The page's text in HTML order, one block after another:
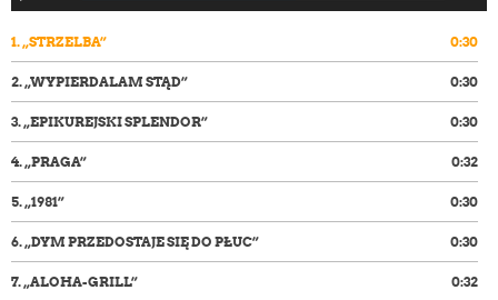
plików
dźwiękowych
1.„STRZELBA” 0:30
2.„WYPIERDALAM STĄD” 0:30
3.„EPIKUREJSKI SPLENDOR” 0:30
4.„PRAGA” 0:32
5.„1981” 0:30
6.„DYM PRZEDOSTAJE SIĘ DO PŁUC” 0:30
7.„ALOHA-GRILL” 0:32